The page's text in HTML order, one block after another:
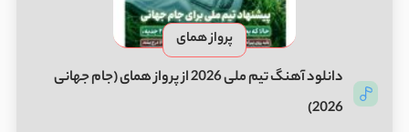
پرواز همای
دانلود آهنگ تیم ملی 2026 از پرواز همای (جام جهانی
2026)